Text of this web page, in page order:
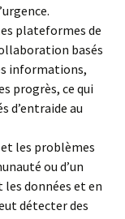
plateformes de
basés
informations,
progrès, ce qui
d’entraide au
les problèmes
ou d’un
les données et en
détecter des